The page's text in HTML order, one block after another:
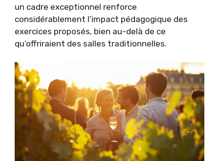
un cadre exceptionnel renforce
considérablement l’impact pédagogique des
exercices proposés, bien au-delà de ce
qu’offriraient des salles traditionnelles.